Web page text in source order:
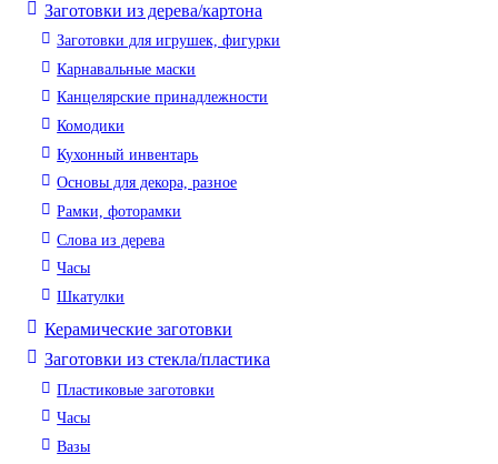
Заготовки из дерева/картона
Заготовки для игрушек, фигурки
Карнавальные маски
Канцелярские принадлежности
Комодики
Кухонный инвентарь
Основы для декора, разное
Рамки, фоторамки
Слова из дерева
Часы
Шкатулки
Керамические заготовки
Заготовки из стекла/пластика
Пластиковые заготовки
Часы
Вазы